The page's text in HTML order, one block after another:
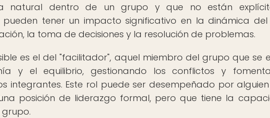
natural dentro de un grupo y que no están
pueden tener un impacto significativo en la dinámica del
la toma de decisiones y la resolución de problemas.
es el del "facilitador", aquel miembro del grupo que se
y el equilibrio, gestionando los conflictos y
integrantes. Este rol puede ser desempeñado por
posición de liderazgo formal, pero que tiene la